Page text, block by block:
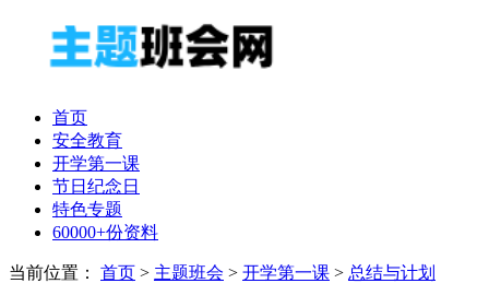
首页
安全教育
开学第一课
节日纪念日
特色专题
60000+份资料
当前位置： 首页 > 主题班会 > 开学第一课 > 总结与计划